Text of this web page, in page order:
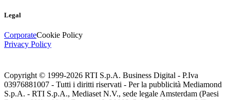
Legal
CorporateCookie Policy
Privacy Policy
Copyright © 1999-2026 RTI S.p.A. Business Digital - P.Iva
03976881007 - Tutti i diritti riservati - Per la pubblicità Mediamond
S.p.A. - RTI S.p.A., Mediaset N.V., sede legale Amsterdam (Paesi